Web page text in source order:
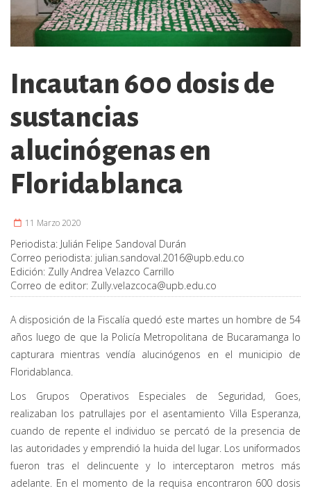
Incautan 600 dosis de
sustancias
alucinógenas en
Floridablanca
11 Marzo 2020
Periodista: Julián Felipe Sandoval Durán
Correo periodista: julian.sandoval.2016@upb.edu.co
Edición: Zully Andrea Velazco Carrillo
Correo de editor: Zully.velazcoca@upb.edu.co
A disposición de la Fiscalía quedó este martes un hombre de 54
años luego de que la Policía Metropolitana de Bucaramanga lo
capturara mientras vendía alucinógenos en el municipio de
Floridablanca.
Los Grupos Operativos Especiales de Seguridad, Goes,
realizaban los patrullajes por el asentamiento Villa Esperanza,
cuando de repente el individuo se percató de la presencia de
las autoridades y emprendió la huida del lugar. Los uniformados
fueron tras el delincuente y lo interceptaron metros más
adelante. En el momento de la requisa encontraron 600 dosis